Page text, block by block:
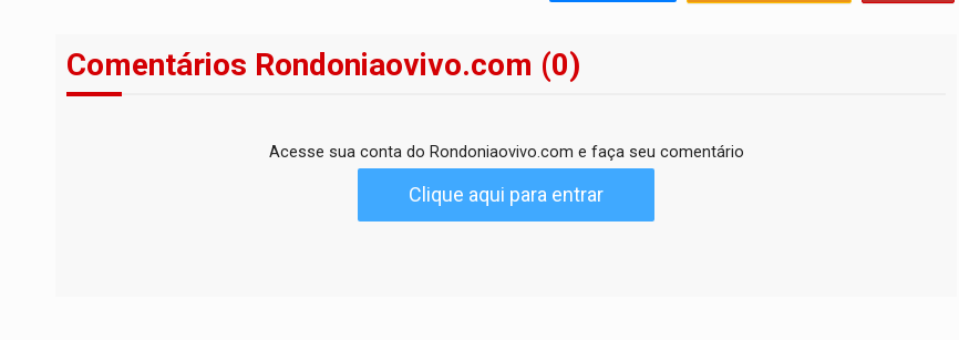
Comentários Rondoniaovivo.com (0)
Acesse sua conta do Rondoniaovivo.com e faça seu comentário
Clique aqui para entrar